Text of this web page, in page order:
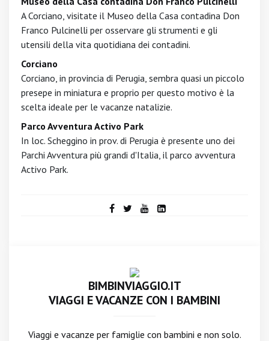
A Corciano, visitate il Museo della Casa contadina Don
Franco Pulcinelli per osservare gli strumenti e gli
utensili della vita quotidiana dei contadini.
Corciano
Corciano, in provincia di Perugia, sembra quasi un piccolo
presepe in miniatura e proprio per questo motivo è la
scelta ideale per le vacanze natalizie.
Parco Avventura Activo Park
In loc. Scheggino in prov. di Perugia è presente uno dei
Parchi Avventura più grandi d'Italia, il parco avventura
Activo Park.
BIMBINVIAGGIO.IT
VIAGGI E VACANZE CON I BAMBINI
Viaggi e vacanze per famiglie con bambini e non solo.